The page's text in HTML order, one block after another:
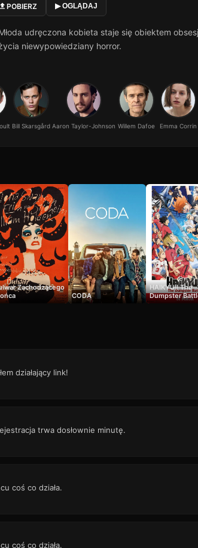
POBIERZ ▶ OGLĄDAJ
udręczona kobieta staje się obiektem
niewypowiedziany horror.
Bill Skarsgård Aaron Taylor-Johnson Willem Dafoe Emma Corrin
Zachodzącego
CODA
HAIKYU!! The
Dumpster
działający link!
trwa dosłownie minutę.
coś co działa.
coś co działa.